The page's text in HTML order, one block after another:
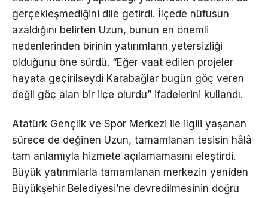
gerçekleşmediğini dile getirdi. İlçede nüfusun
azaldığını belirten Uzun, bunun en önemli
nedenlerinden birinin yatırımların yetersizliği
olduğunu öne sürdü. “Eğer vaat edilen projeler
hayata geçirilseydi Karabağlar bugün göç veren
değil göç alan bir ilçe olurdu” ifadelerini kullandı.
Atatürk Gençlik ve Spor Merkezi ile ilgili yaşanan
sürece de değinen Uzun, tamamlanan tesisin hâlâ
tam anlamıyla hizmete açılamamasını eleştirdi.
Büyük yatırımlarla tamamlanan merkezin yeniden
Büyükşehir Belediyesi’ne devredilmesinin doğru